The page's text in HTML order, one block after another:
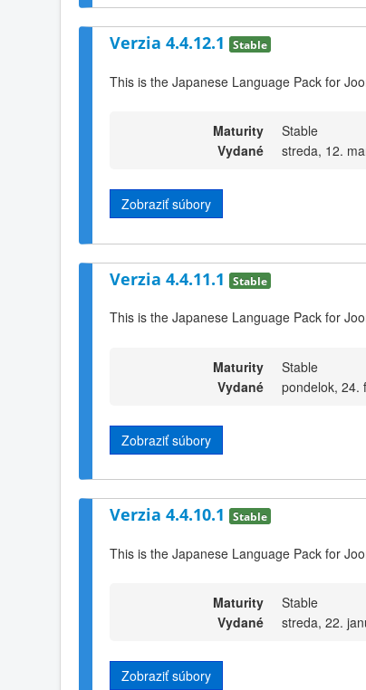
Verzia 4.4.12.1 Stable
This is the Japanese Language Pack for
Maturity
Stable
Vydané
streda, 12.
Zobraziť súbory
Verzia 4.4.11.1 Stable
This is the Japanese Language Pack for
Maturity
Stable
Vydané
pondelok, 24.
Zobraziť súbory
Verzia 4.4.10.1 Stable
This is the Japanese Language Pack for
Maturity
Stable
Vydané
streda, 22.
Zobraziť súbory